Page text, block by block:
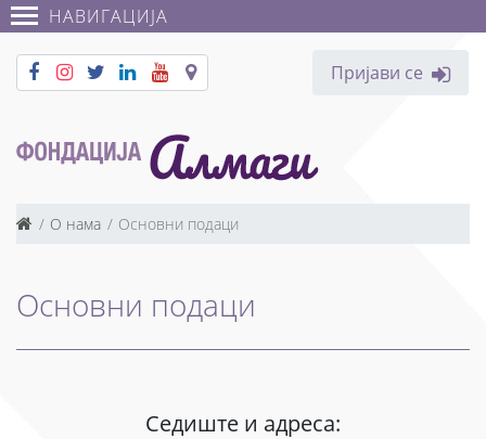
НАВИГАЦИЈА
Пријави се
О нама Основни подаци
Основни подаци
Седиште и адреса: